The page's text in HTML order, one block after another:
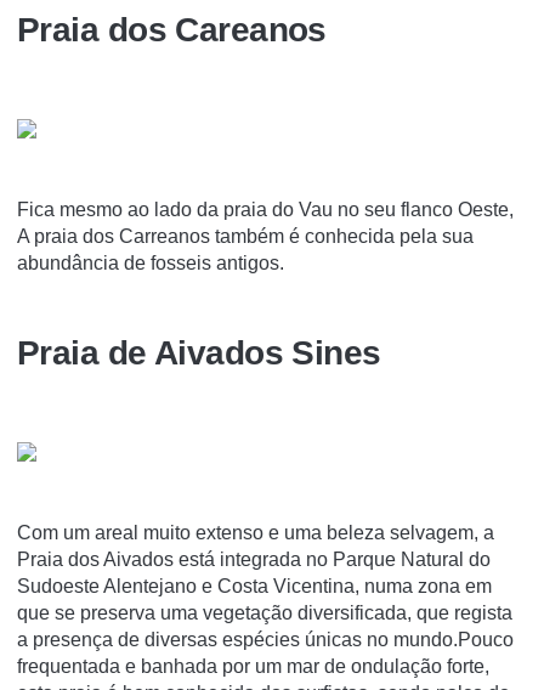
Praia dos Careanos
Fica mesmo ao lado da praia do Vau no seu flanco Oeste,
A praia dos Carreanos também é conhecida pela sua
abundância de fosseis antigos.
Praia de Aivados Sines
Com um areal muito extenso e uma beleza selvagem, a
Praia dos Aivados está integrada no Parque Natural do
Sudoeste Alentejano e Costa Vicentina, numa zona em
que se preserva uma vegetação diversificada, que regista
a presença de diversas espécies únicas no mundo.Pouco
frequentada e banhada por um mar de ondulação forte,